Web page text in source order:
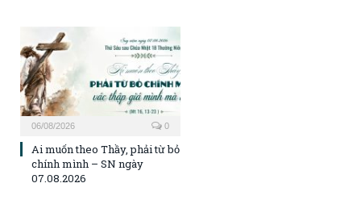
06/08/2026 0
Ai muốn theo Thầy, phải từ bỏ
chính mình – SN ngày
07.08.2026